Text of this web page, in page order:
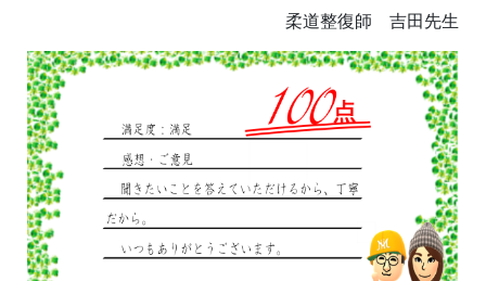
柔道整復師 吉田先生